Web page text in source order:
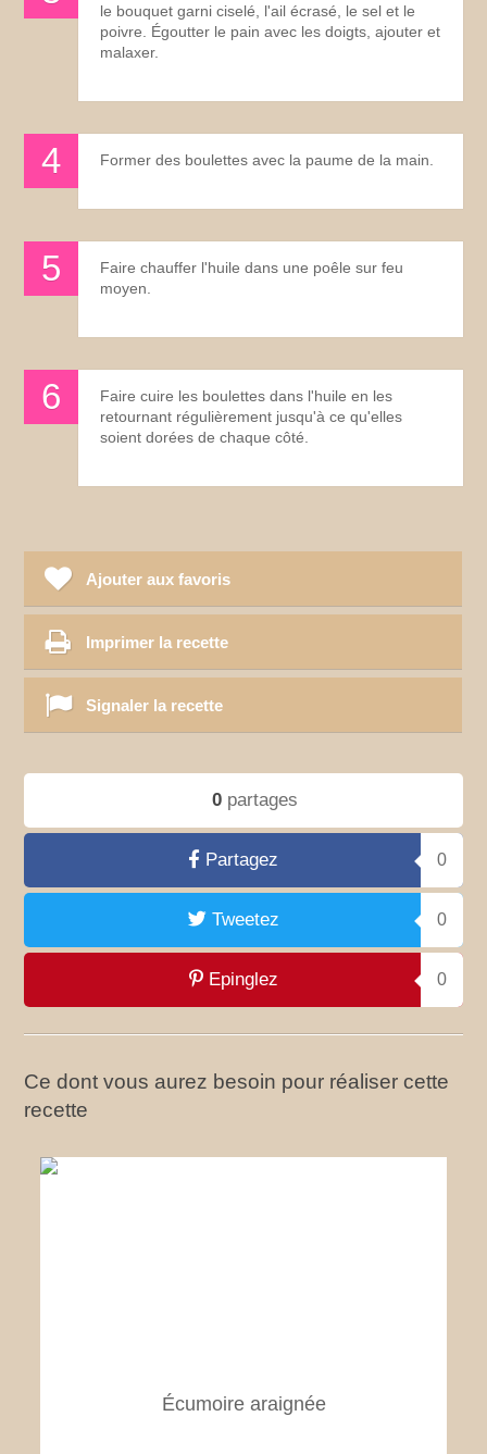
le bouquet garni ciselé, l'ail écrasé, le sel et le
poivre. Égoutter le pain avec les doigts, ajouter et
malaxer.
Former des boulettes avec la paume de la main.
Faire chauffer l'huile dans une poêle sur feu
moyen.
Faire cuire les boulettes dans l'huile en les
retournant régulièrement jusqu'à ce qu'elles
soient dorées de chaque côté.
Ajouter aux favoris
Imprimer la recette
Signaler la recette
0partages
Partagez 0
Tweetez 0
Epinglez 0
Ce dont vous aurez besoin pour réaliser cette
recette
Écumoire araignée